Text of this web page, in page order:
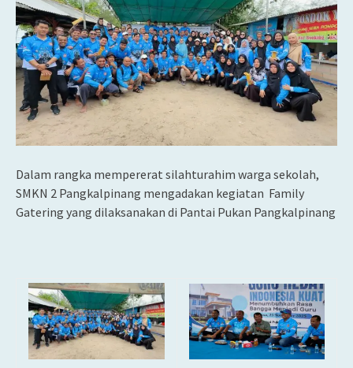
Dalam rangka mempererat silahturahim warga sekolah,
SMKN 2 Pangkalpinang mengadakan kegiatan Family
Gatering yang dilaksanakan di Pantai Pukan Pangkalpinang